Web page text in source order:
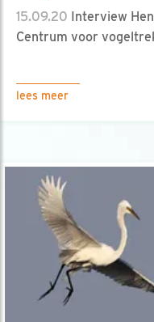
15.09.20 Interview
Centrum voor
lees meer